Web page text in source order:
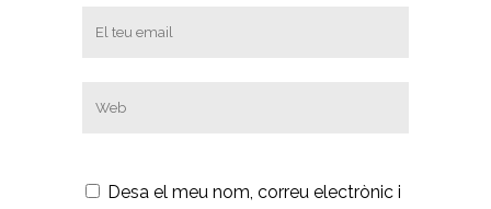
Desa el meu nom, correu electrònic i